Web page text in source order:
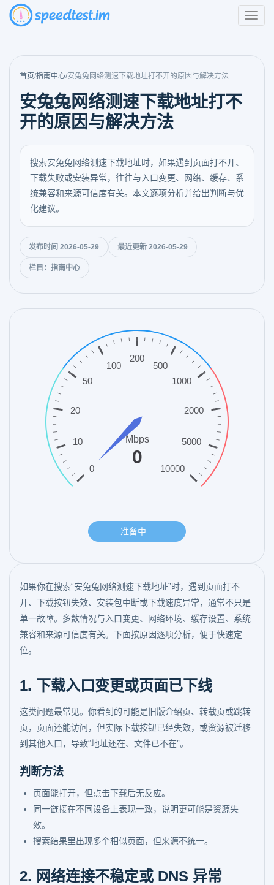
首页/指南中心/安兔兔网络测速下载地址打不开的原因与解决方法
安兔兔网络测速下载地址打不
开的原因与解决方法
搜索安兔兔网络测速下载地址时，如果遇到页面打不开、
下载失败或安装异常，往往与入口变更、网络、缓存、系
统兼容和来源可信度有关。本文逐项分析并给出判断与优
化建议。
发布时间 2026-05-29 最近更新 2026-05-29
栏目：指南中心
如果你在搜索“安兔兔网络测速下载地址”时，遇到页面打不
开、下载按钮失效、安装包中断或下载速度异常，通常不只是
单一故障。多数情况与入口变更、网络环境、缓存设置、系统
兼容和来源可信度有关。下面按原因逐项分析，便于快速定
位。
1. 下载入口变更或页面已下线
这类问题最常见。你看到的可能是旧版介绍页、转载页或跳转
页，页面还能访问，但实际下载按钮已经失效，或资源被迁移
到其他入口，导致“地址还在、文件已不在”。
判断方法
页面能打开，但点击下载后无反应。
同一链接在不同设备上表现一致，说明更可能是资源失
效。
搜索结果里出现多个相似页面，但来源不统一。
2. 网络连接不稳定或 DNS 异常